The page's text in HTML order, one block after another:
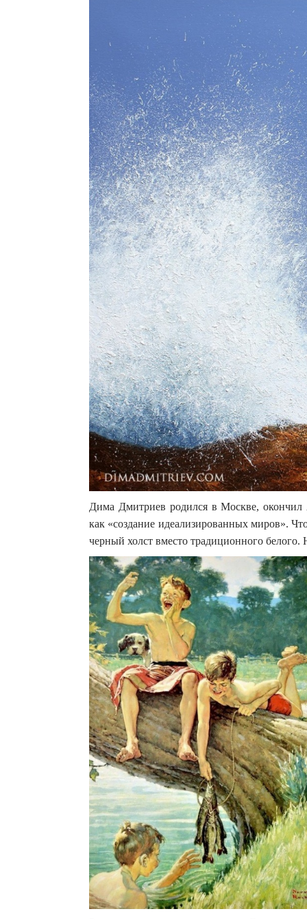
Дима Дмитриев родился в Москве,
как «создание идеализированных миров».
черный холст вместо традиционного белого.